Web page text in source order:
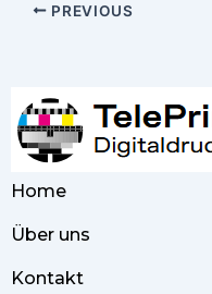
PREVIOUS
Home
Über uns
Kontakt